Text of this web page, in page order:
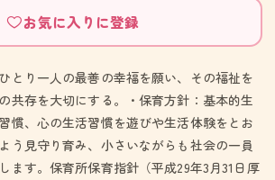
お気に入りに登録
とり一人の最善の幸福を願い、その福祉を
共存を大切にする。・保育方針：基本的生
慣、心の生活習慣を遊びや生活体験をとお
う見守り育み、小さいながらも社会の一員
ます。保育所保育指針（平成29年3月31日厚